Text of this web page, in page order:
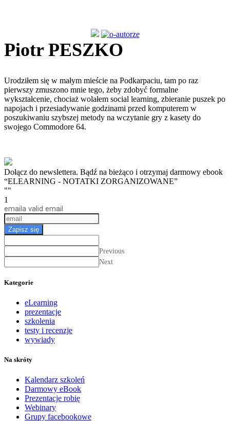
Piotr PESZKO
Urodziłem się w małym mieście na Podkarpaciu, tam po raz
pierwszy zmuszono mnie tego, żeby zdobyć formalne
wykształcenie, chociaż wolałem social learning, zbieranie puszek po
napojach i przesiadywanie godzinami przed komputerem w
poszukiwaniu szybszej metody na wczytanie gry z kasety do
swojego Commodore 64.
Dołącz do newslettera. Bądź na bieżąco i otrzymaj darmowy ebook
“ELEARNING - NOTATKI ZORGANIZOWANE”
""
1
email a valid email
Zapisz się
Previous
Next
Kategorie
eLearning
prezentacje
szkolenia
testy i recenzje
wywiady
Na skróty
Kalendarz szkoleń
Darmowy eBook
Prezentacje robię
Webinary
Grupy facebookowe